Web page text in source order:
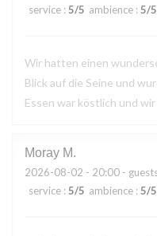
service : 5/5 ambience : 5/5
Wir hatten einen
Blick auf die Seine und
Essen war köstlich und
Moray M
2026-08-02 - 20:00 -
service : 5/5 ambience : 5/5